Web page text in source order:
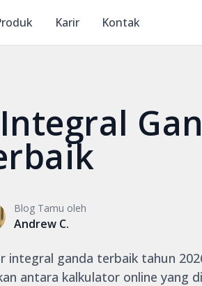
Karir Kontak
Blog Tamu oleh
Andrew C.
ganda terbaik tahun
antara kalkulator online yang